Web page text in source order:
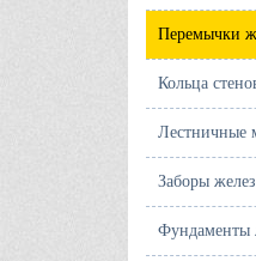
Перемычки
Кольца
Лестничные
Заборы
Фундаменты